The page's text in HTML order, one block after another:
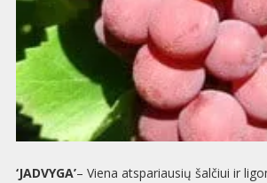
‘JADVYGA’– Viena atspariausių šalčiui ir